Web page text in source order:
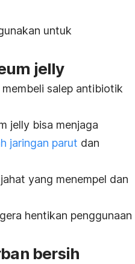
untuk
jelly
salep antibiotik
jelly bisa menjaga
jaringan parut dan
yang menempel dan
hentikan penggunaan
bersih